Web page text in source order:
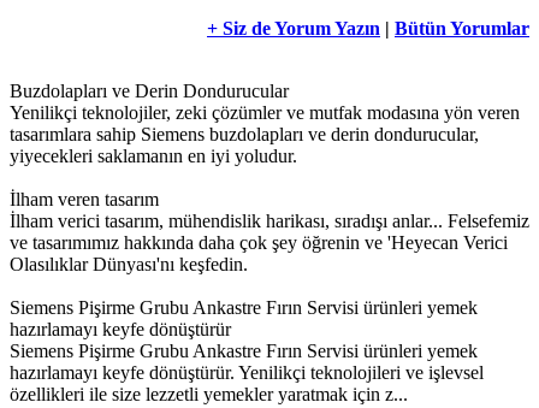
+ Siz de Yorum Yazın | Bütün Yorumlar
Buzdolapları ve Derin Dondurucular
Yenilikçi teknolojiler, zeki çözümler ve mutfak modasına yön veren
tasarımlara sahip Siemens buzdolapları ve derin dondurucular,
yiyecekleri saklamanın en iyi yoludur.
İlham veren tasarım
İlham verici tasarım, mühendislik harikası, sıradışı anlar... Felsefemiz
ve tasarımımız hakkında daha çok şey öğrenin ve 'Heyecan Verici
Olasılıklar Dünyası'nı keşfedin.
Siemens Pişirme Grubu Ankastre Fırın Servisi ürünleri yemek
hazırlamayı keyfe dönüştürür
Siemens Pişirme Grubu Ankastre Fırın Servisi ürünleri yemek
hazırlamayı keyfe dönüştürür. Yenilikçi teknolojileri ve işlevsel
özellikleri ile size lezzetli yemekler yaratmak için z...